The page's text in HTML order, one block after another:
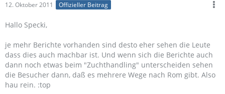
12. Oktober 2011 Offizieller Beitrag
Hallo Specki,
je mehr Berichte vorhanden sind desto eher sehen die Leute
dass dies auch machbar ist. Und wenn sich die Berichte auch
dann noch etwas beim "Zuchthandling" unterscheiden sehen
die Besucher dann, daß es mehrere Wege nach Rom gibt. Also
hau rein. :top